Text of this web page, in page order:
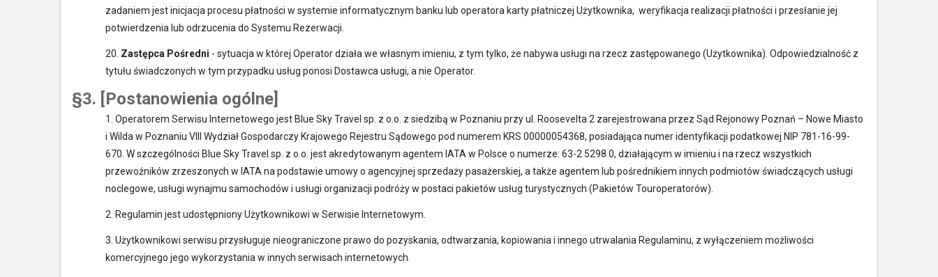
zadaniem jest inicjacja procesu płatności w systemie informatycznym banku lub operatora karty płatniczej Użytkownika, weryfikacja realizacji płatności i przesłanie jej
potwierdzenia lub odrzucenia do Systemu Rezerwacji.
20. Zastępca Pośredni - sytuacja w której Operator działa we własnym imieniu, z tym tylko, że nabywa usługi na rzecz zastępowanego (Użytkownika). Odpowiedzialność z
tytułu świadczonych w tym przypadku usług ponosi Dostawca usługi, a nie Operator.
§3. [Postanowienia ogólne]
1. Operatorem Serwisu Internetowego jest Blue Sky Travel sp. z o.o. z siedzibą w Poznaniu przy ul. Roosevelta 2 zarejestrowana przez Sąd Rejonowy Poznań – Nowe Miasto
i Wilda w Poznaniu VIII Wydział Gospodarczy Krajowego Rejestru Sądowego pod numerem KRS 00000054368, posiadająca numer identyfikacji podatkowej NIP 781-16-99-
670. W szczególności Blue Sky Travel sp. z o.o. jest akredytowanym agentem IATA w Polsce o numerze: 63-2 5298 0, działającym w imieniu i na rzecz wszystkich
przewoźników zrzeszonych w IATA na podstawie umowy o agencyjnej sprzedaży pasażerskiej, a także agentem lub pośrednikiem innych podmiotów świadczących usługi
noclegowe, usługi wynajmu samochodów i usługi organizacji podróży w postaci pakietów usług turystycznych (Pakietów Touroperatorów).
2. Regulamin jest udostępniony Użytkownikowi w Serwisie Internetowym.
3. Użytkownikowi serwisu przysługuje nieograniczone prawo do pozyskania, odtwarzania, kopiowania i innego utrwalania Regulaminu, z wyłączeniem możliwości
komercyjnego jego wykorzystania w innych serwisach internetowych.